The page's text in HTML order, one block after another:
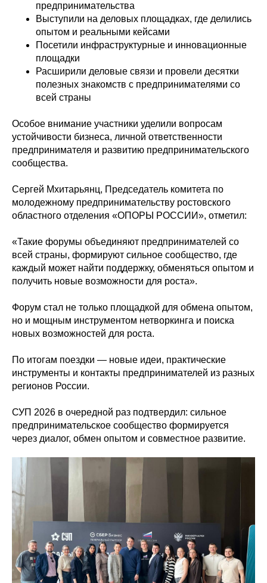
предпринимательства
Выступили на деловых площадках, где делились
опытом и реальными кейсами
Посетили инфраструктурные и инновационные
площадки
Расширили деловые связи и провели десятки
полезных знакомств с предпринимателями со
всей страны
Особое внимание участники уделили вопросам
устойчивости бизнеса, личной ответственности
предпринимателя и развитию предпринимательского
сообщества.
Сергей Мхитарьянц, Председатель комитета по
молодежному предпринимательству ростовского
областного отделения «ОПОРЫ РОССИИ», отметил:
«Такие форумы объединяют предпринимателей со
всей страны, формируют сильное сообщество, где
каждый может найти поддержку, обменяться опытом и
получить новые возможности для роста».
Форум стал не только площадкой для обмена опытом,
но и мощным инструментом нетворкинга и поиска
новых возможностей для роста.
По итогам поездки — новые идеи, практические
инструменты и контакты предпринимателей из разных
регионов России.
СУП 2026 в очередной раз подтвердил: сильное
предпринимательское сообщество формируется
через диалог, обмен опытом и совместное развитие.